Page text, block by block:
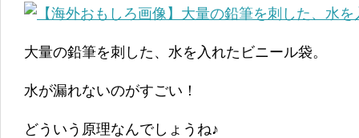
大量の鉛筆を刺した、水を入れたビニール袋。
水が漏れないのがすごい！
どういう原理なんでしょうね♪